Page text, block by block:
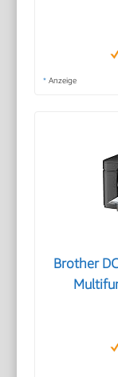
* Anzeige
Brother